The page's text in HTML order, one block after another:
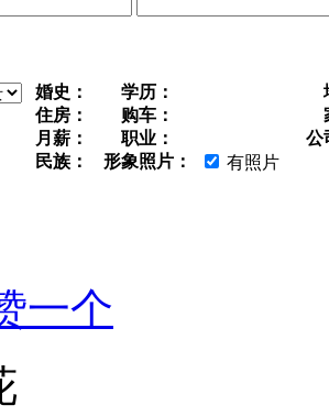
婚史： 学历：
住房： 购车：
月薪： 职业：
公
民族： 形象照片：
有照片
一个